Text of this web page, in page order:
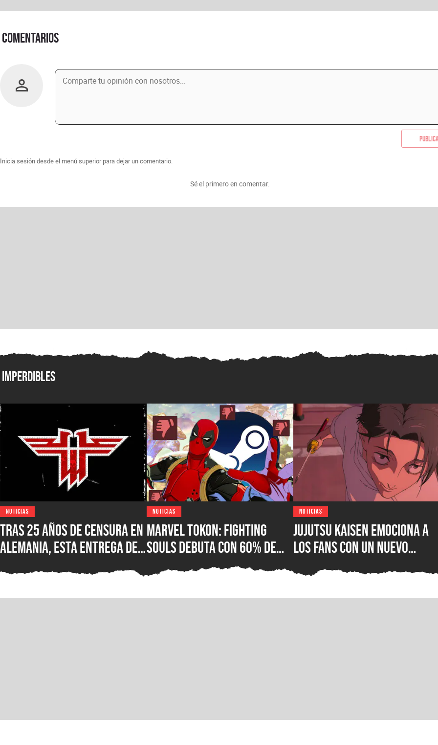
Comentarios
Inicia sesión desde el menú superior para dejar un comentario.
Sé el primero en comentar.
Imperdibles
NOTICIAS
Tras 25 años de censura en
Alemania, esta entrega de
original en PC para Steam,
NOTICIAS
Marvel Tokon: Fighting
Souls debuta con 60% de
reseñas negativas en
Steam, ¿qué está mal con el
nuevo juego de lucha de
NOTICIAS
Jujutsu Kaisen emociona a
los fans con un nuevo
antes de su gran anuncio